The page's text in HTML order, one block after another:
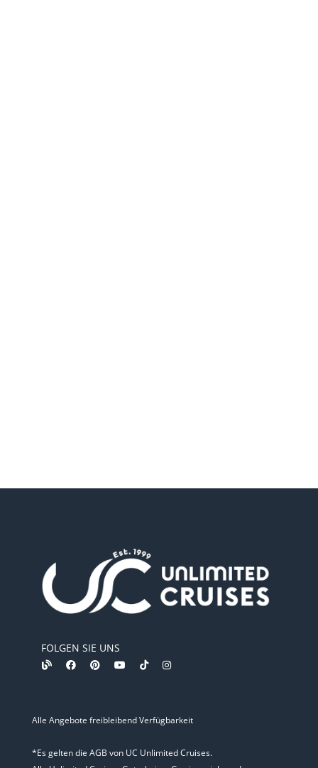
FOLGEN SIE UNS
Alle Angebote freibleibend Verfügbarkeit
*Es gelten die AGB von UC Unlimited Cruises.